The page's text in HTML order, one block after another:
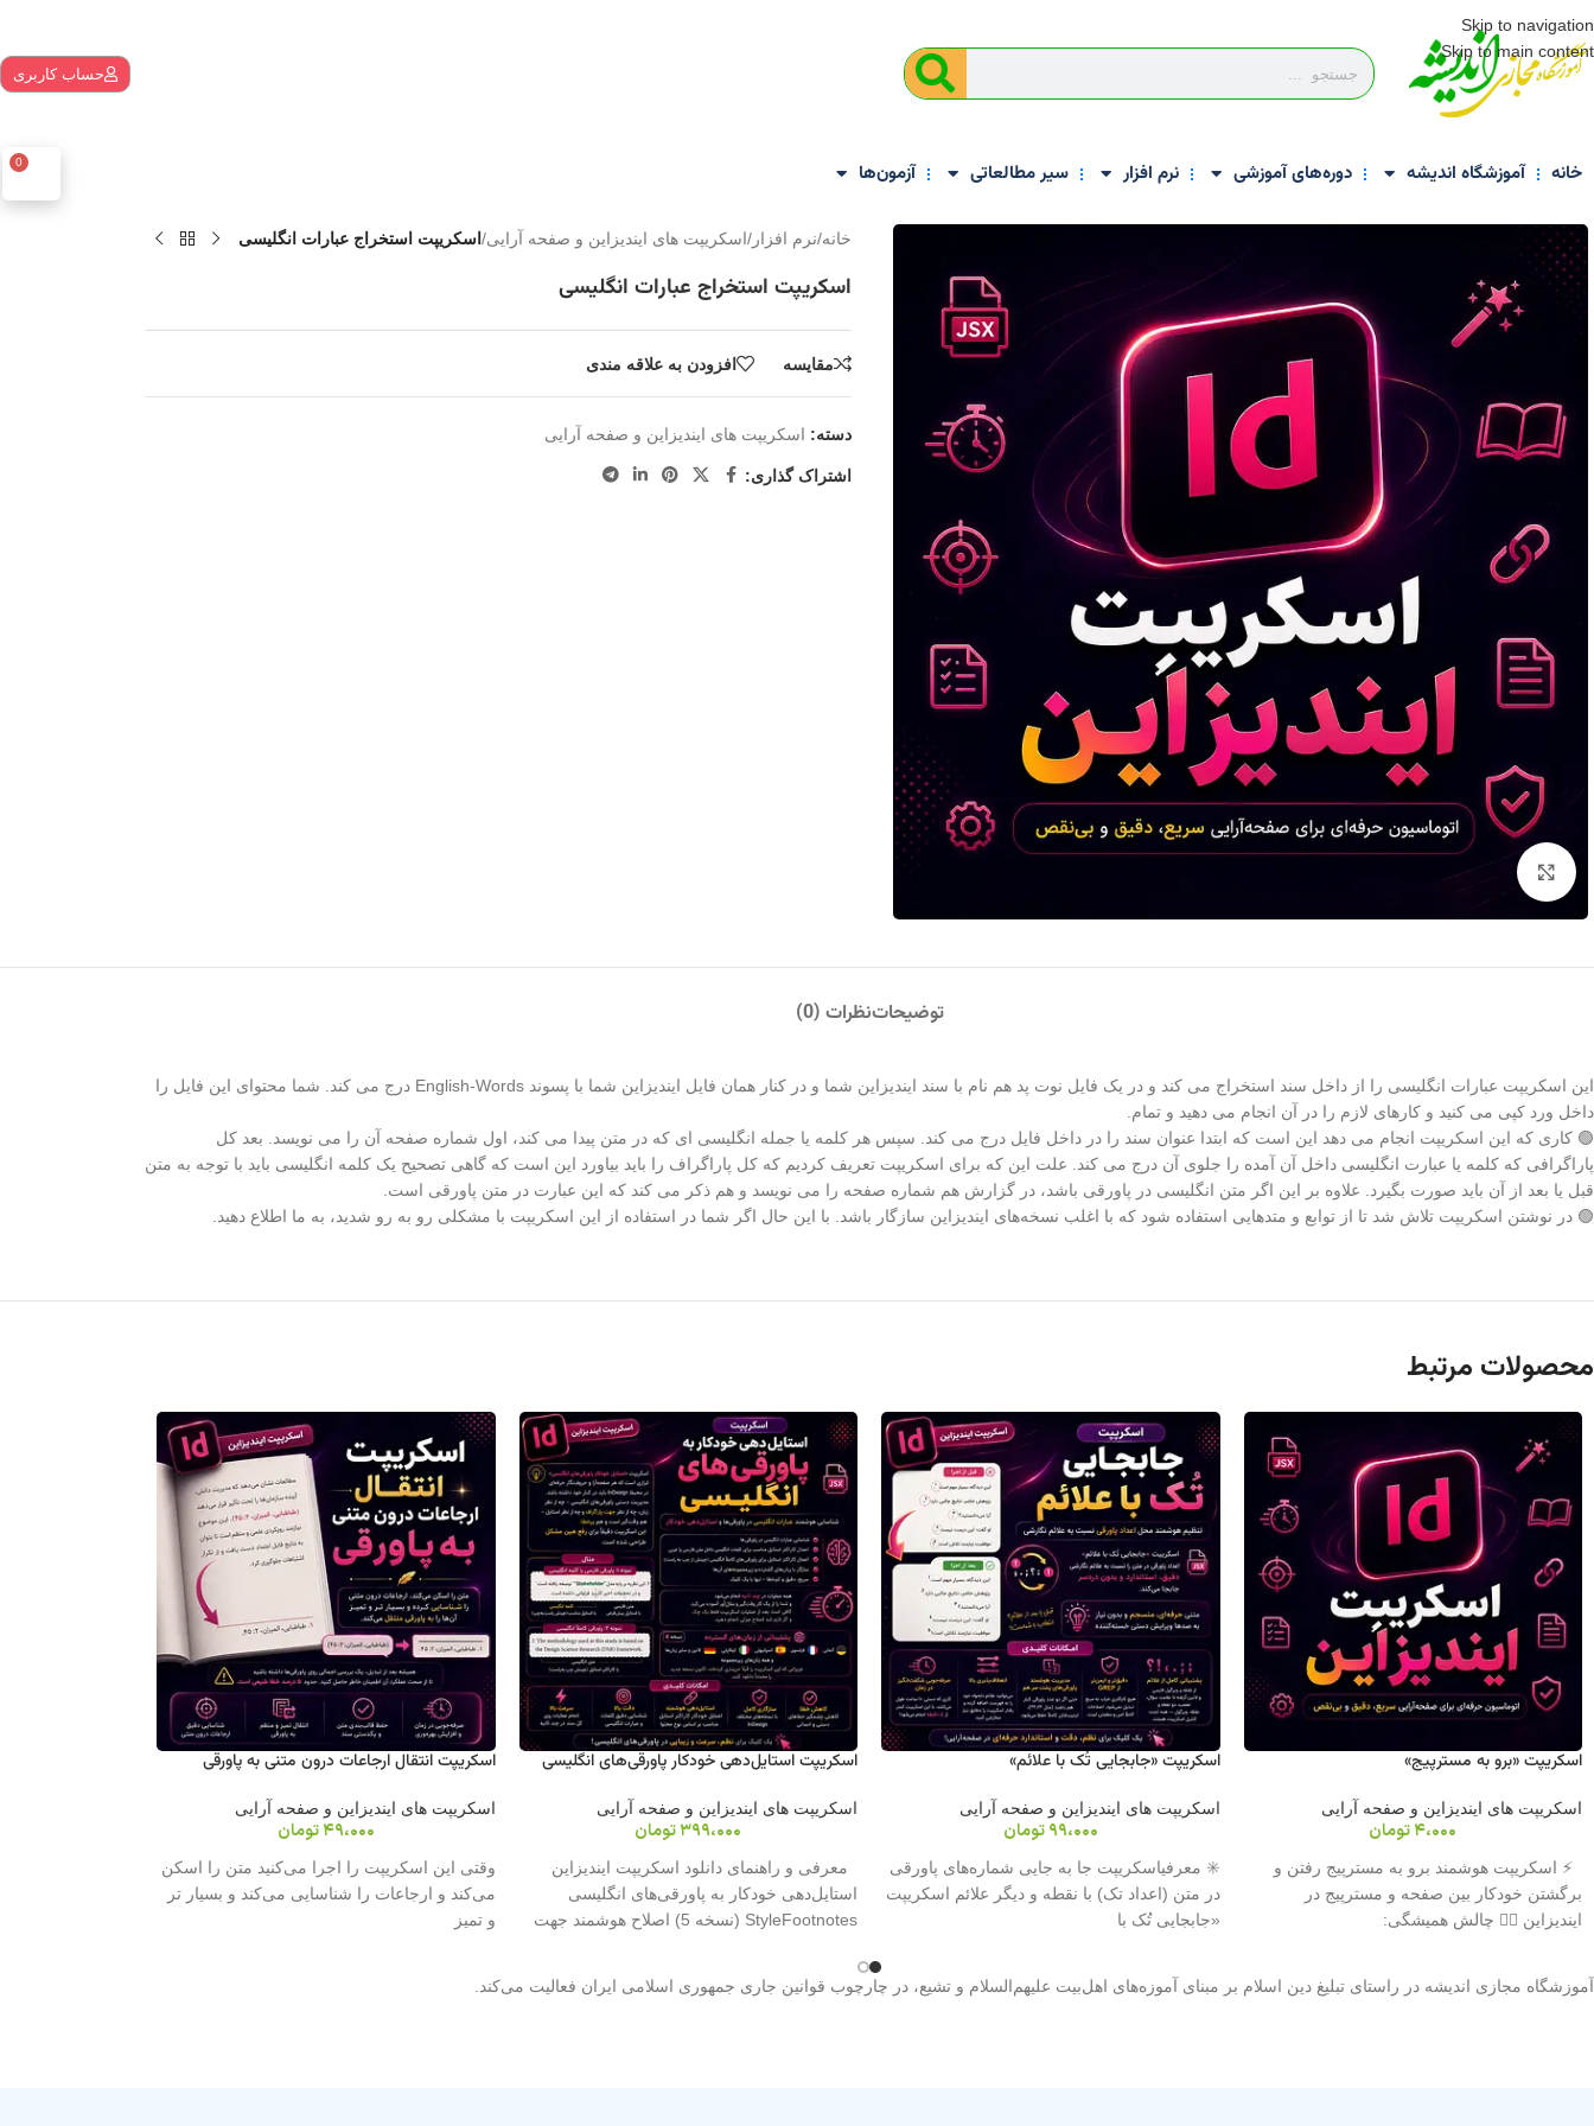
Skip to navigation
Skip to main content
حساب کاربری
خانه آموزشگاه اندیشه دوره‌های آموزشی نرم افزار سیر مطالعاتی آزمون‌ها 0
برای بزرگنمایی کلیک کنید
خانه/نرم افزار /اسکریپت های ایندیزاین و صفحه آرایی/اسکریپت استخراج عبارات انگلیسی
اسکریپت استخراج عبارات انگلیسی
مقايسه افزودن به علاقه مندی
دسته: اسکریپت های ایندیزاین و صفحه آرایی
اشتراک گذاری:
توضیحاتنظرات (0)
این اسکریپت عبارات انگلیسی را از داخل سند استخراج می کند و در یک فایل نوت پد هم نام با سند ایندیزاین شما و در کنار همان فایل ایندیزاین شما با پسوند English-Words درج می کند. شما محتوای این فایل را
داخل ورد کپی می کنید و کارهای لازم را در آن انجام می دهید و تمام.
🟢 کاری که این اسکریپت انجام می دهد این است که ابتدا عنوان سند را در داخل فایل درج می کند. سپس هر کلمه یا جمله انگلیسی ای که در متن پیدا می کند، اول شماره صفحه آن را می نویسد. بعد کل
پاراگرافی که کلمه یا عبارت انگلیسی داخل آن آمده را جلوی آن درج می کند. علت این که برای اسکریپت تعریف کردیم که کل پاراگراف را باید بیاورد این است که گاهی تصحیح یک کلمه انگلیسی باید با توجه به متن
قبل یا بعد از آن باید صورت بگیرد. علاوه بر این اگر متن انگلیسی در پاورقی باشد،‌ در گزارش هم شماره صفحه را می نویسد و هم ذکر می کند که این عبارت در متن پاورقی است.
🟢 در نوشتن اسکریپت تلاش شد تا از توابع و متدهایی استفاده شود که با اغلب نسخه‌های ایندیزاین سازگار باشد. با این حال اگر شما در استفاده از این اسکریپت با مشکلی رو به رو شدید،‌ به ما اطلاع دهید.
محصولات مرتبط
اسکریپت «برو به مسترپیج»
اسکریپت های ایندیزاین و صفحه آرایی
4،000تومان
⚡ اسکریپت هوشمند برو به مسترپیج رفتن و
برگشتن خودکار بین صفحه و مسترپیج در
ایندیزاین 😵‍💫 چالش همیشگی:
اسکریپت «جابجایی تُک با علائم»
اسکریپت های ایندیزاین و صفحه آرایی
99،000 تومان
✳️ معرفیاسکریپت جا به جایی شماره‌های پاورقی
در متن (اعداد تک) با نقطه و دیگر علائم اسکریپت
«جابجایی تُک با
اسکریپت استایل‌دهی خودکار پاورقی‌های انگلیسی
اسکریپت های ایندیزاین و صفحه آرایی
399،000تومان
معرفی و راهنمای دانلود اسکریپت ایندیزاین
استایل‌دهی خودکار به پاورقی‌های انگلیسی
StyleFootnotes (نسخه 5) اصلاح هوشمند جهت
اسکریپت انتقال ارجاعات درون متنی به پاورقی
اسکریپت های ایندیزاین و صفحه آرایی
49،000 تومان
وقتی این اسکریپت را اجرا می‌کنید متن را اسکن
می‌کند و ارجاعات را شناسایی می‌کند و بسیار تر
و تمیز
آموزشگاه مجازی اندیشه در راستای تبلیغ دین اسلام بر مبنای آموزه‌های اهل‌بیت علیهم‌السلام و تشیع، در چارچوب قوانین جاری جمهوری اسلامی ایران فعالیت می‌کند.